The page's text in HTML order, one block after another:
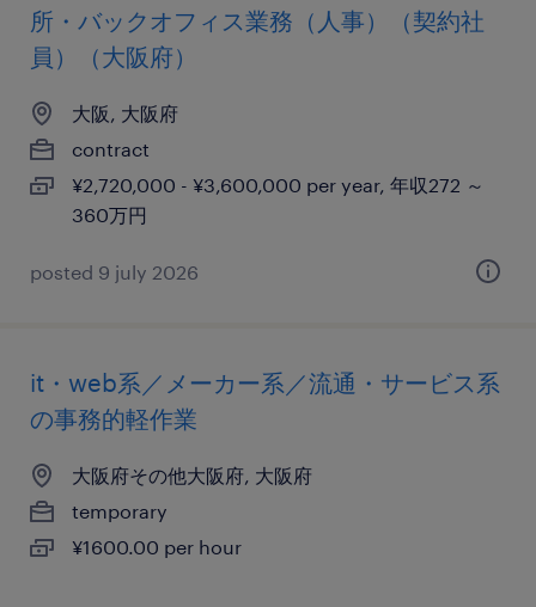
所・バックオフィス業務（人事）（契約社
員）（大阪府）
大阪, 大阪府
contract
¥2,720,000 - ¥3,600,000 per year, 年収272 ～
360万円
posted 9 july 2026
it・web系／メーカー系／流通・サービス系
の事務的軽作業
大阪府その他大阪府, 大阪府
temporary
¥1600.00 per hour